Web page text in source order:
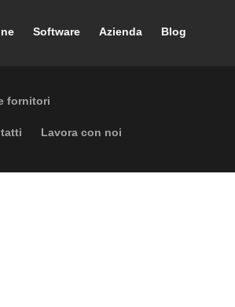
Software Azienda Blog
fornitori
navigation
Lavora con noi